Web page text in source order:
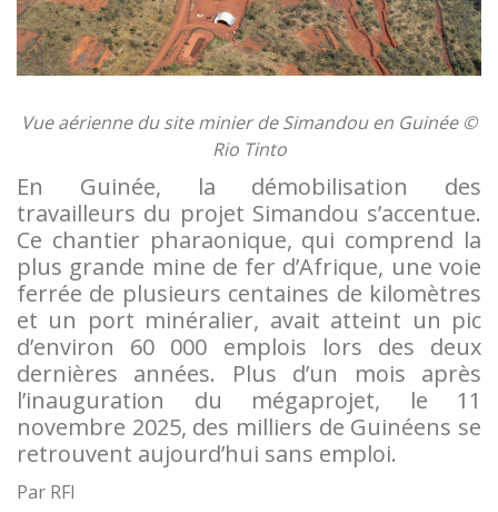
Vue aérienne du site minier de Simandou en Guinée ©
Rio Tinto
En Guinée, la démobilisation des
travailleurs du projet Simandou s’accentue.
Ce chantier pharaonique, qui comprend la
plus grande mine de fer d’Afrique, une voie
ferrée de plusieurs centaines de kilomètres
et un port minéralier, avait atteint un pic
d’environ 60 000 emplois lors des deux
dernières années. Plus d’un mois après
l’inauguration du mégaprojet, le 11
novembre 2025, des milliers de Guinéens se
retrouvent aujourd’hui sans emploi.
Par RFI